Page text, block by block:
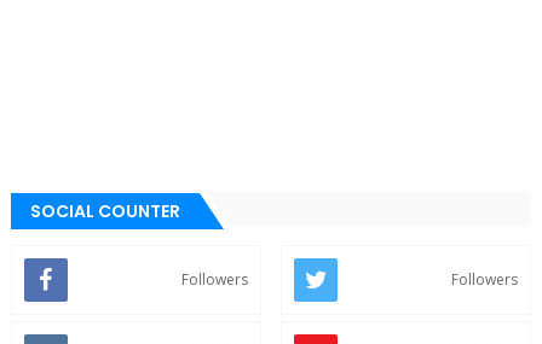
SOCIAL COUNTER
Followers Followers